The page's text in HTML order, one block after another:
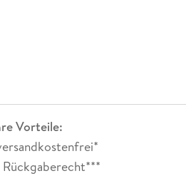
Vorteile:
Rückgaberecht***